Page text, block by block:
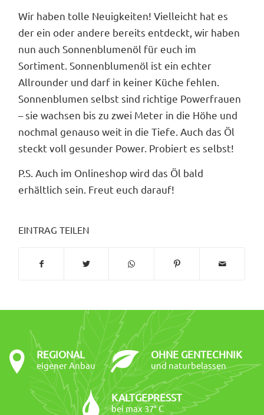
Wir haben tolle Neuigkeiten! Vielleicht hat es
der ein oder andere bereits entdeckt, wir haben
nun auch Sonnenblumenöl für euch im
Sortiment. Sonnenblumenöl ist ein echter
Allrounder und darf in keiner Küche fehlen.
Sonnenblumen selbst sind richtige Powerfrauen
– sie wachsen bis zu zwei Meter in die Höhe und
nochmal genauso weit in die Tiefe. Auch das Öl
steckt voll gesunder Power. Probiert es selbst!
P.S. Auch im Onlineshop wird das Öl bald
erhältlich sein. Freut euch darauf!
EINTRAG TEILEN
REGIONAL
eigener Anbau
OHNE GENTECHNIK
und naturbelassen
KALTGEPRESST
bei max 37° C